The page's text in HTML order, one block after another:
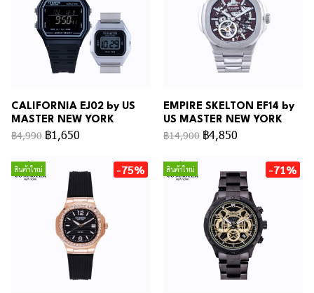
CALIFORNIA EJ02 by US
MASTER NEW YORK
฿4,990 ฿1,650
EMPIRE SKELTON EF14 by
US MASTER NEW YORK
฿14,900 ฿4,850
สินค้าใหม่ -75% สินค้าใหม่ -71%